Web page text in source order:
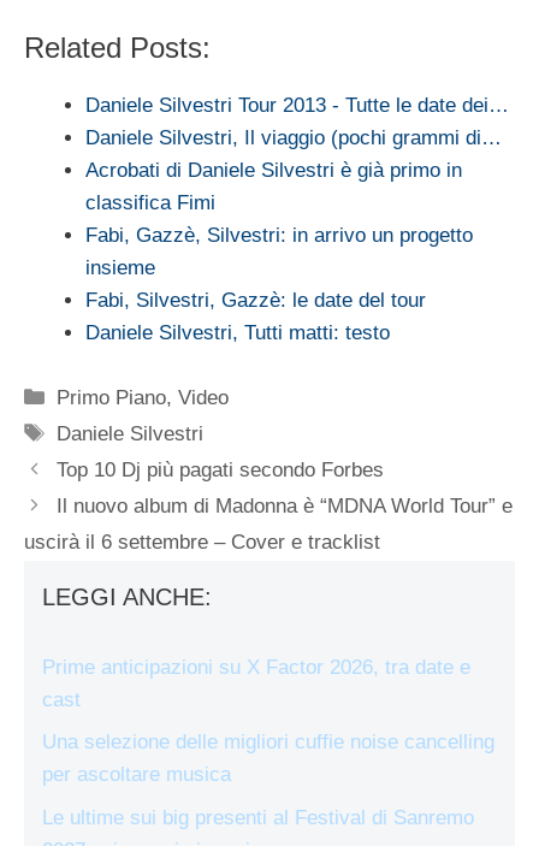
Related Posts:
Daniele Silvestri Tour 2013 - Tutte le date dei…
Daniele Silvestri, Il viaggio (pochi grammi di…
Acrobati di Daniele Silvestri è già primo in
classifica Fimi
Fabi, Gazzè, Silvestri: in arrivo un progetto
insieme
Fabi, Silvestri, Gazzè: le date del tour
Daniele Silvestri, Tutti matti: testo
Categorie
Primo Piano,Video
Tag
Daniele Silvestri
Top 10 Dj più pagati secondo Forbes
Il nuovo album di Madonna è “MDNA World Tour” e
uscirà il 6 settembre – Cover e tracklist
LEGGI ANCHE:
Prime anticipazioni su X Factor 2026, tra date e
cast
Una selezione delle migliori cuffie noise cancelling
per ascoltare musica
Le ultime sui big presenti al Festival di Sanremo